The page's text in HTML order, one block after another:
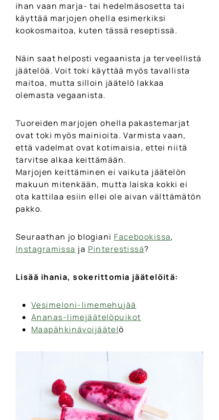
ihan vaan marja- tai hedelmäsosetta tai
käyttää marjojen ohella esimerkiksi
kookosmaitoa, kuten tässä reseptissä.
Näin saat helposti vegaanista ja terveellistä
jäätelöä. Voit toki käyttää myös tavallista
maitoa, mutta silloin jäätelö lakkaa
olemasta vegaanista.
Tuoreiden marjojen ohella pakastemarjat
ovat toki myös mainioita. Varmista vaan,
että vadelmat ovat kotimaisia, ettei niitä
tarvitse alkaa keittämään.
Marjojen keittäminen ei vaikuta jäätelön
makuun mitenkään, mutta laiska kokki ei
ota kattilaa esiin ellei ole aivan välttämätön
pakko.
Seuraathan jo blogiani Facebookissa,
Instagramissa ja Pinterestissä?
Lisää ihania, sokerittomia jäätelöitä:
Vesimeloni-limemehujää
Ananas-limejäätelöpuikot
Maapähkinävoijäätelö